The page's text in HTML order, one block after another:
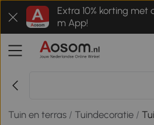
Extra 10% korting met
m App!
Tuin en terras / Tuindecoratie /